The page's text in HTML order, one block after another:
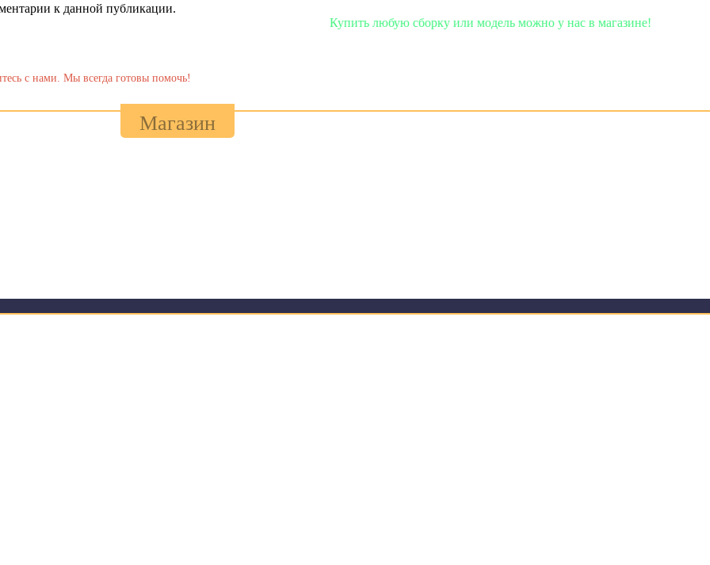
к данной публикации.
Купить любую сборку или модель можно у нас в магазине!
с нами. Мы всегда готовы помочь!
Магазин